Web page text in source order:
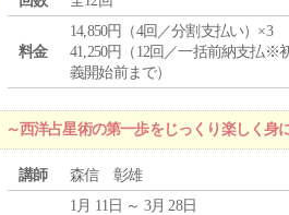
料金
14,850円（4回／分割支払い）×3
41,250円（12回／一括前納支払※
義開始前まで）
西洋占星術の第一歩をじっくり楽しく身
講師 森信 彰雄
1月 11日 ～ 3月 28日